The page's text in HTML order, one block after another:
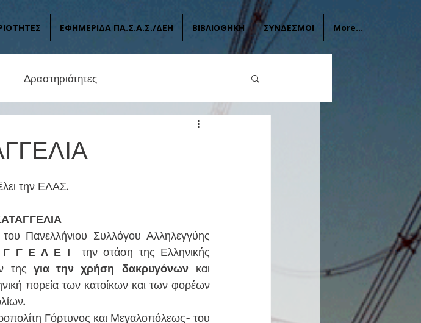
ΕΦΗΜΕΡΙΔΑ ΠΑ.Σ.Α.Σ./ΔΕΗ ΒΙΒΛΙΟΘΗΚΗ ΣΥΝΔΕΣΜΟΙ More...
Δραστηριότητες
την ΕΛΑΣ.
Γ Γ Ε Λ Ε Ι την στάση της Ελληνικής
της για την χρήση δακρυγόνων και
πορεία των κατοίκων και των φορέων